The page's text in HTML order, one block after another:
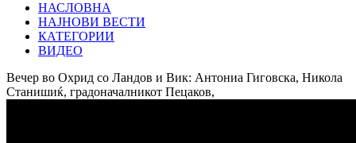
НАСЛОВНА
НАЈНОВИ ВЕСТИ
КАТЕГОРИИ
ВИДЕО
Вечер во Охрид со Ландов и Вик: Антониа Гиговска, Никола
Станишиќ, градоначалникот Пецаков,